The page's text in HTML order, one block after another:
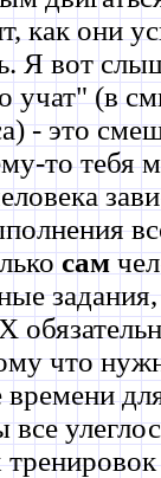
как они
Я вот
учат" (в
- это
то
сам
что